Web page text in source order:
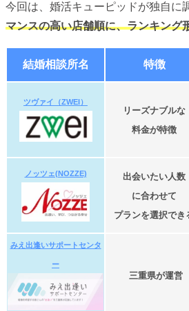
今回は、婚活キューピッドが独自に
マンスの高い店舗順に、ランキング
結婚相談所名 特徴
ツヴァイ（ZWEI）
リーズナブルな
料金が特徴
ノッツェ(NOZZE)
出会いたい人数
に合わせて
プランを選択でき
みえ出逢いサポートセンタ
ー
三重県が運営